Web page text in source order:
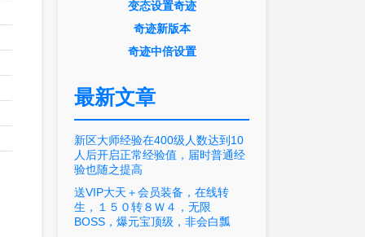
变态设置奇迹
奇迹新版本
奇迹中倍设置
最新文章
新区大师经验在400级人数达到10
人后开启正常经验值，届时普通经
验也随之提高
送VIP大天＋会员装备，在线转
生，１５０转８Ｗ４，无限
BOSS，爆元宝顶级，非会白瓢